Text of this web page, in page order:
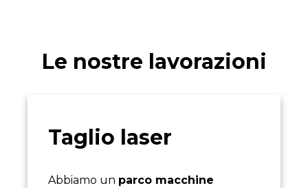
Le nostre lavorazioni
Taglio laser
Abbiamo un parco macchine